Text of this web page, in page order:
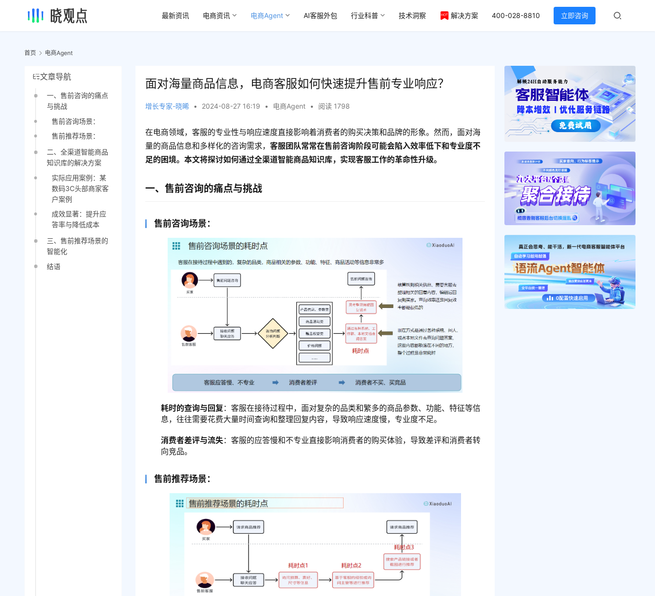
最新资讯 电商资讯 电商Agent AI客服外包 行业科普 技术洞察 解决方案 400-028-8810 立即咨询
首页 电商Agent
文章导航
一、售前咨询的痛点
与挑战
售前咨询场景：
售前推荐场景：
二、全渠道智能商品
知识库的解决方案
实际应用案例：某
数码3C头部商家客
户案例
成效显著：提升应
答率与降低成本
三、售前推荐场景的
智能化
结语
面对海量商品信息，电商客服如何快速提升售前专业响应？
增长专家-晓晞 • 2024-08-27 16:19 • 电商Agent • 阅读 1798
在电商领域，客服的专业性与响应速度直接影响着消费者的购买决策和品牌的形象。然而，面对海
量的商品信息和多样化的咨询需求，客服团队常常在售前咨询阶段可能会陷入效率低下和专业度不
足的困境。本文将探讨如何通过全渠道智能商品知识库，实现客服工作的革命性升级。
一、售前咨询的痛点与挑战
售前咨询场景：
耗时的查询与回复 ：客服在接待过程中，面对复杂的品类和繁多的商品参数、功能、特征等信
息，往往需要花费大量时间查询和整理回复内容，导致响应速度慢，专业度不足。
消费者差评与流失：客服的应答慢和不专业直接影响消费者的购买体验，导致差评和消费者转
向竞品。
售前推荐场景：